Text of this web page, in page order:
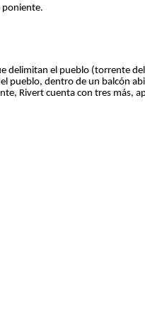
poniente.
delimitan el pueblo (torrente
pueblo, dentro de un balcón
Rivert cuenta con tres más,